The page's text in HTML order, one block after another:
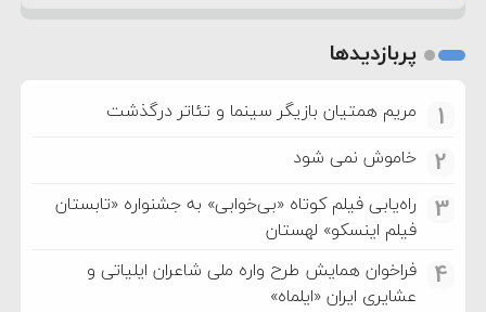
پربازدیدها
1 مریم همتیان بازیگر سینما و تئاتر درگذشت
2 خاموش نمی شود
3
راه‌یابی فیلم کوتاه «بی‌خوابی» به جشنواره «تابستان
فیلم اینسکو» لهستان
4
فراخوان همایش طرح واره ملی شاعران ایلیاتی و
عشایری ایران «ایلماه»